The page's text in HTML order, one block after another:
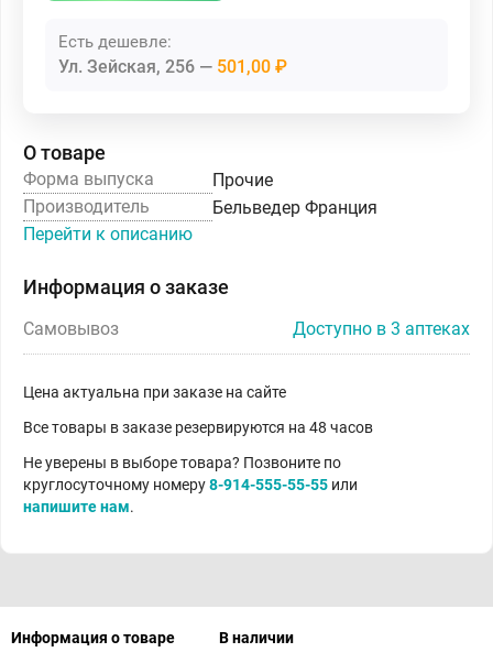
Есть дешевле:
Ул. Зейская, 256 501,00 ₽
О товаре
Форма выпуска
Прочие
Производитель
Бельведер Франция
Перейти к описанию
Информация о заказе
Самовывоз Доступно в 3 аптеках
Цена актуальна при заказе на сайте
Все товары в заказе резервируются на 48 часов
Не уверены в выборе товара? Позвоните по
круглосуточному номеру8-914-555-55-55 или
напишите нам.
Информация о товаре В наличии